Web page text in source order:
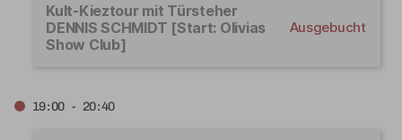
Kult-Kieztour mit Türsteher
DENNIS SCHMIDT [Start: Olivias
Show Club]
Ausgebucht
19:00 - 20:40